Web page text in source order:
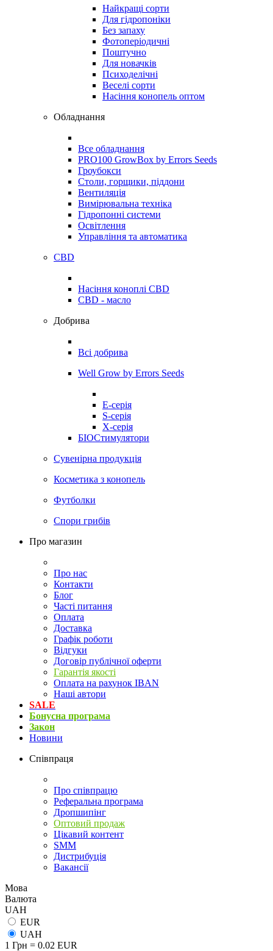
Найкращі сорти
Для гідропоніки
Без запаху
Фотоперіодичні
Поштучно
Для новачків
Психоделічні
Веселі сорти
Насіння конопель оптом
Обладнання
Все обладнання
PRO100 GrowBox by Errors Seeds
Гроубокси
Столи, горщики, піддони
Вентиляція
Вимірювальна техніка
Гідропонні системи
Освітлення
Управління та автоматика
CBD
Насіння коноплі CBD
CBD - масло
Добрива
Всі добрива
Well Grow by Errors Seeds
E-серія
S-серія
X-серія
БІОСтимулятори
Сувенірна продукція
Косметика з конопель
Футболки
Спори грибів
Про магазин
Про нас
Контакти
Блог
Часті питання
Оплата
Доставка
Графік роботи
Відгуки
Договір публічної оферти
Гарантія якості
Оплата на рахунок IBAN
Наші автори
SALE
Бонусна програма
Закон
Новини
Співпраця
Про співпрацю
Реферальна програма
Дропшипінг
Оптовий продаж
Цікавий контент
SMM
Дистрибуція
Вакансії
Мова
Валюта
UAH
EUR
UAH
1 Грн = 0.02 EUR